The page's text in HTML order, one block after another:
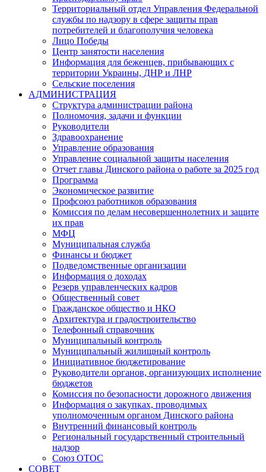
Территориальный отдел Управления Федеральной
службы по надзору в сфере защиты прав
потребителей и благополучия человека
Лицо Победы
Центр занятости населения
Информация для беженцев, прибывающих с
территории Украины, ДНР и ЛНР
Сельские поселения
АДМИНИСТРАЦИЯ
Структура администрации района
Полномочия, задачи и функции
Руководители
Здравоохранение
Управление образования
Управление социальной защиты населения
Отчет главы Динского района о работе за 2025 год
Программа
Экономическое развитие
Профсоюз работников образования
Комиссия по делам несовершеннолетних и защите
их прав
МФЦ
Муниципальная служба
Финансы и бюджет
Подведомственные организации
Информация о доходах
Резерв управленческих кадров
Общественный совет
Гражданское общество и НКО
Архитектура и градостроительство
Телефонный справочник
Муниципальный контроль
Муниципальный жилищный контроль
Инициативное бюджетирование
Руководители органов, организующих исполнение
бюджетов
Комиссия по безопасности дорожного движения
Информация о закупках, проводимых
уполномоченным органом Динского района
Внутренний финансовый контроль
Региональный государственный строительный
надзор
Союз ОТОС
СОВЕТ